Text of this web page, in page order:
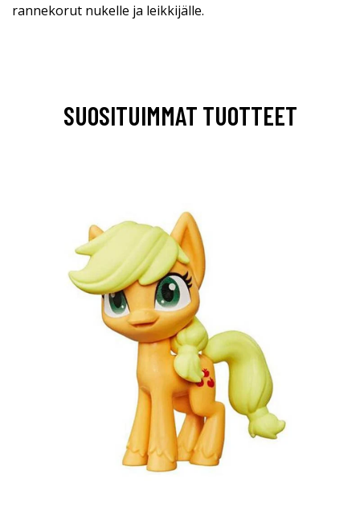
rannekorut nukelle ja leikkijälle.
SUOSITUIMMAT TUOTTEET